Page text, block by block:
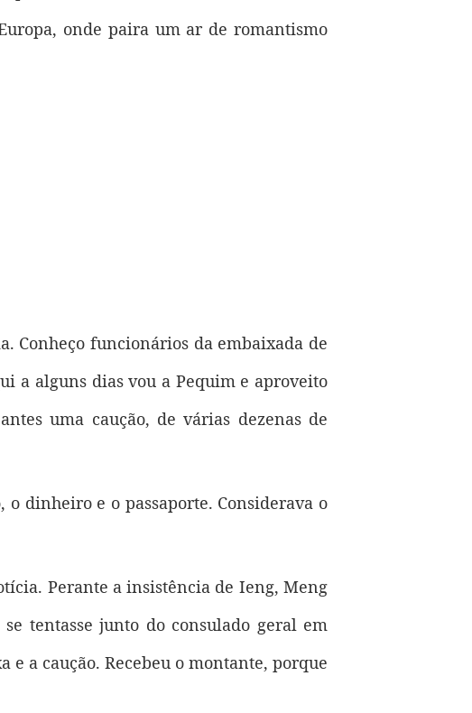
onde paira um ar de romantismo
Conheço funcionários da embaixada de
a alguns dias vou a Pequim e aproveito
uma caução, de várias dezenas de
dinheiro e o passaporte. Considerava o
Perante a insistência de Ieng, Meng
tentasse junto do consulado geral em
a caução. Recebeu o montante, porque